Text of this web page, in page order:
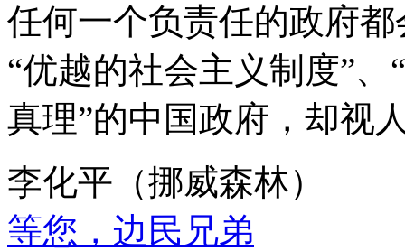
任何一个负责任的政府
“优越的社会主义制度”
真理”的中国政府，却视
李化平（挪威森林）
等您，边民兄弟